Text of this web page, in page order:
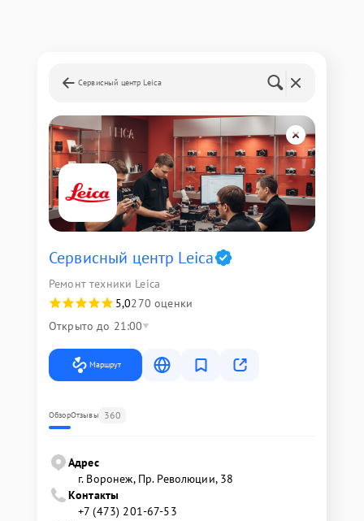
Сервисный центр Leica
Сервисный центр Leica
Ремонт техники Leica
5,0270 оценки
Открыто до 21:00
Маршрут
ОбзорОтзывы 360
Адрес
г. Воронеж, Пр. Революции, 38
Контакты
+7 (473) 201-67-53